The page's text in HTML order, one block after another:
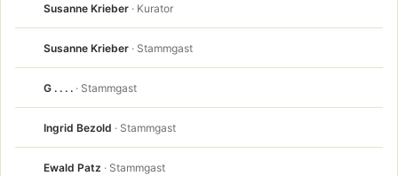
Susanne Krieber · Kurator
Susanne Krieber · Stammgast
G . . . . · Stammgast
Ingrid Bezold · Stammgast
Ewald Patz · Stammgast